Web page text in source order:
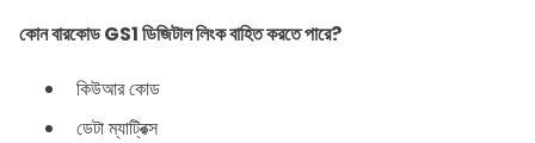
কোন বারকোড GS1 ডিজিটাল লিংক বাহিত করতে পারে?
কিউআর কোড
ডেটা ম্যাট্রিক্স